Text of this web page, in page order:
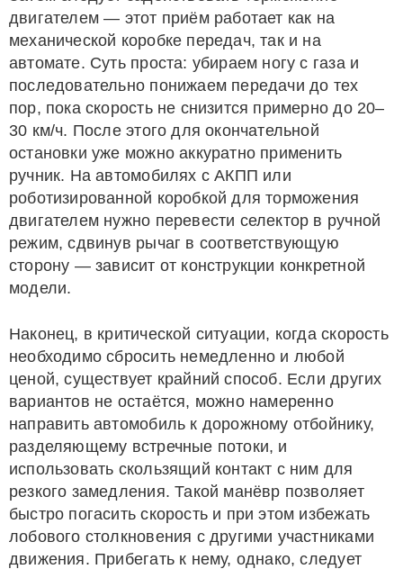
двигателем — этот приём работает как на
механической коробке передач, так и на
автомате. Суть проста: убираем ногу с газа и
последовательно понижаем передачи до тех
пор, пока скорость не снизится примерно до 20–
30 км/ч. После этого для окончательной
остановки уже можно аккуратно применить
ручник. На автомобилях с АКПП или
роботизированной коробкой для торможения
двигателем нужно перевести селектор в ручной
режим, сдвинув рычаг в соответствующую
сторону — зависит от конструкции конкретной
модели.
Наконец, в критической ситуации, когда скорость
необходимо сбросить немедленно и любой
ценой, существует крайний способ. Если других
вариантов не остаётся, можно намеренно
направить автомобиль к дорожному отбойнику,
разделяющему встречные потоки, и
использовать скользящий контакт с ним для
резкого замедления. Такой манёвр позволяет
быстро погасить скорость и при этом избежать
лобового столкновения с другими участниками
движения. Прибегать к нему, однако, следует